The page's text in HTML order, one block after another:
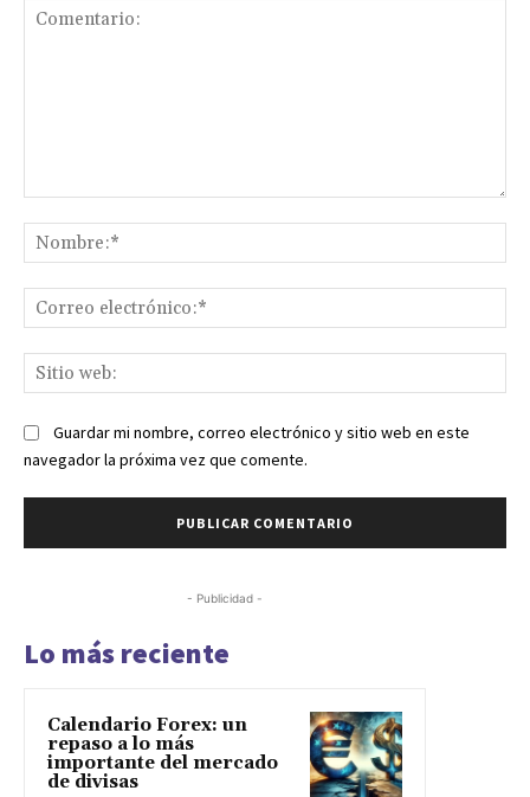
Guardar mi nombre, correo electrónico y sitio web en este
navegador la próxima vez que comente.
- Publicidad -
Lo más reciente
Calendario Forex: un
repaso a lo más
importante del mercado
de divisas